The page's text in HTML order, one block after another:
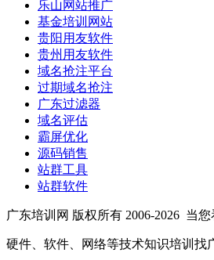
乐山网站推广
基金培训网站
贵阳用友软件
贵州用友软件
域名抢注平台
过期域名抢注
广东过滤器
域名评估
霸屏优化
源码销售
站群工具
站群软件
广东培训网 版权所有 2006-2026 当您
硬件、软件、网络等技术知识培训